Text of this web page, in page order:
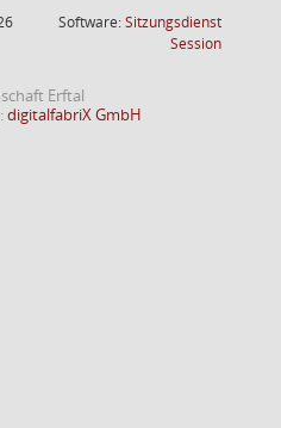
Software:Sitzungsdienst
Session(Wird in
Erftal
digitalfabriX GmbH